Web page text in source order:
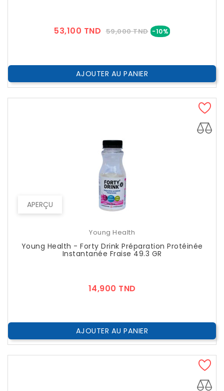
53,100 TND Prix
59,000 TND -10%Prix
AJOUTER AU PANIER
APERÇU
Young Health
Young Health - Forty Drink Préparation Protéinée
Instantanée Fraise 49.3 GR
14,900 TND
AJOUTER AU PANIER